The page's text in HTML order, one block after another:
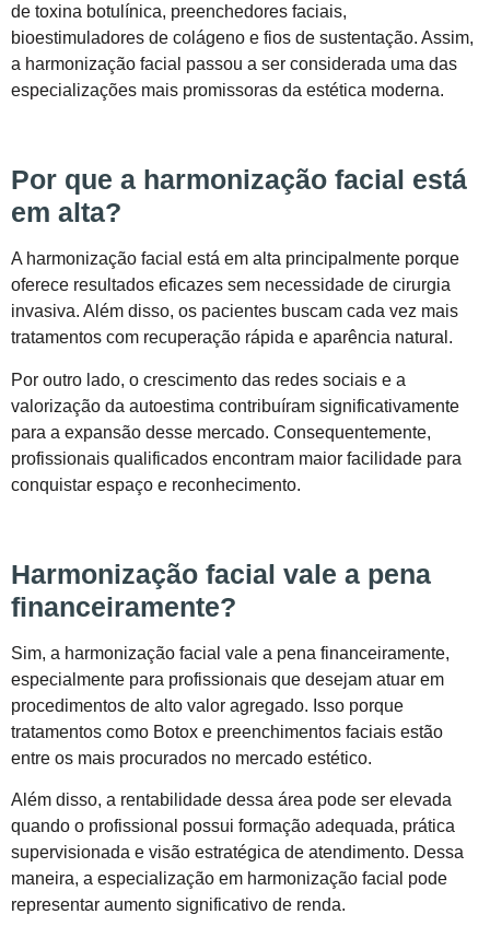
de toxina botulínica, preenchedores faciais,
bioestimuladores de colágeno e fios de sustentação. Assim,
a harmonização facial passou a ser considerada uma das
especializações mais promissoras da estética moderna.
Por que a harmonização facial está
em alta?
A harmonização facial está em alta principalmente porque
oferece resultados eficazes sem necessidade de cirurgia
invasiva. Além disso, os pacientes buscam cada vez mais
tratamentos com recuperação rápida e aparência natural.
Por outro lado, o crescimento das redes sociais e a
valorização da autoestima contribuíram significativamente
para a expansão desse mercado. Consequentemente,
profissionais qualificados encontram maior facilidade para
conquistar espaço e reconhecimento.
Harmonização facial vale a pena
financeiramente?
Sim, a harmonização facial vale a pena financeiramente,
especialmente para profissionais que desejam atuar em
procedimentos de alto valor agregado. Isso porque
tratamentos como Botox e preenchimentos faciais estão
entre os mais procurados no mercado estético.
Além disso, a rentabilidade dessa área pode ser elevada
quando o profissional possui formação adequada, prática
supervisionada e visão estratégica de atendimento. Dessa
maneira, a especialização em harmonização facial pode
representar aumento significativo de renda.